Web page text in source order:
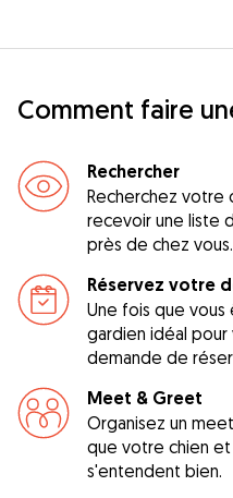
Comment faire
Rechercher
Recherchez
recevoir une liste
près de chez vous.
Réservez votre
Une fois que
gardien idéal
demande de
Meet & Greet
Organisez un
que votre chien
s'entendent bien.